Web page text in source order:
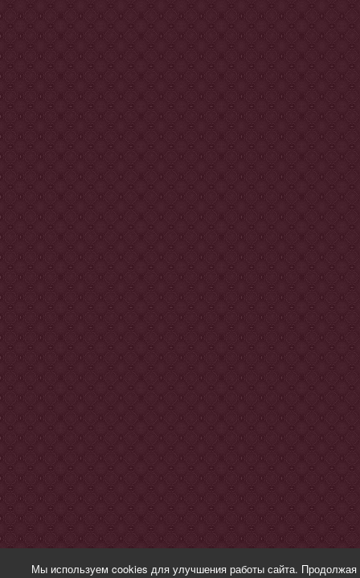
Мы используем cookies для улучшения работы сайта. Продолжая